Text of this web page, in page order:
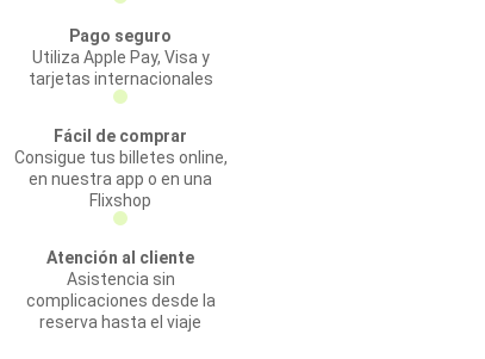
Pago seguro
Utiliza Apple Pay, Visa y
tarjetas internacionales
Fácil de comprar
Consigue tus billetes online,
en nuestra app o en una
Flixshop
Atención al cliente
Asistencia sin
complicaciones desde la
reserva hasta el viaje